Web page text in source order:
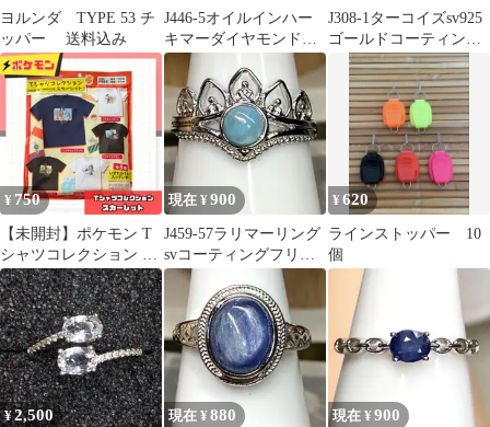
ヨルンダ TYPE 53 チ
ッパー 送料込み
J446-5オイルインハー
キマーダイヤモンド原
石リングsvコーティン
グフリー
J308-1ターコイズsv925
ゴールドコーティング
リングフリーサイズyg
¥ 750
【未開封】ポケモン T
シャツコレクション ス
カーレット フリーサイ
ズ Fサイズ
現在 ¥900
J459-57ラリマーリング
svコーティングフリー
サイズ
¥620
ラインストッパー 10
個
¥2,500 現在 ¥ 880 現在 ¥ 900